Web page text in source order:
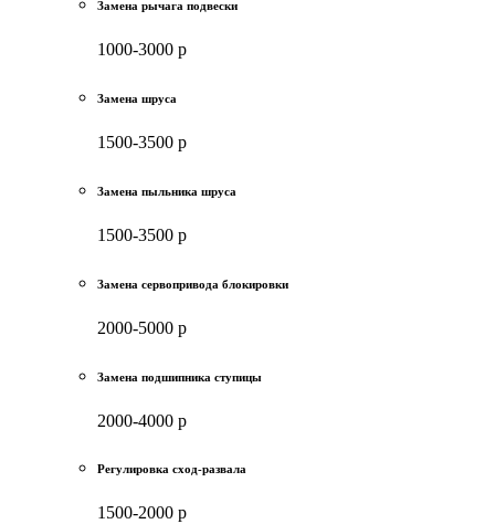
Замена рычага подвески
1000-3000 р
Замена шруса
1500-3500 р
Замена пыльника шруса
1500-3500 р
Замена сервопривода блокировки
2000-5000 р
Замена подшипника ступицы
2000-4000 р
Регулировка сход-развала
1500-2000 р